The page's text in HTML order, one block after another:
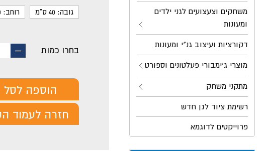
משחקים וצעצועים לגני ילדים
ומעונות
דקורציות ועיצוב גנ"י ומעונות
מוצרי ג'ימבורי פעלטונים וספורט
מתקני משחק
רשימת ציוד לגן חדש
פרוייקטים לדוגמא
גובה: 40 ס"מ רוחב: 40 ס"מ
בחרו כמות
החסר
הוספה לסל
חזרה לעמוד